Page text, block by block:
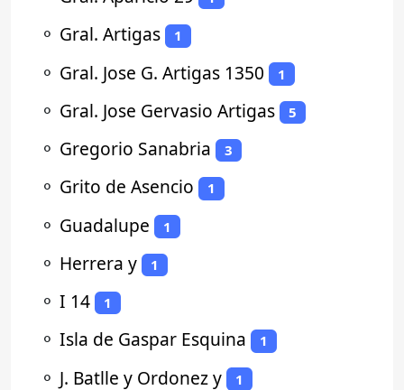
⚬ Gral. Artigas 1
⚬ Gral. Jose G. Artigas 1350 1
⚬ Gral. Jose Gervasio Artigas 5
⚬ Gregorio Sanabria 3
⚬ Grito de Asencio 1
⚬ Guadalupe 1
⚬ Herrera y 1
⚬ I 14 1
⚬ Isla de Gaspar Esquina 1
⚬ J. Batlle y Ordonez y 1